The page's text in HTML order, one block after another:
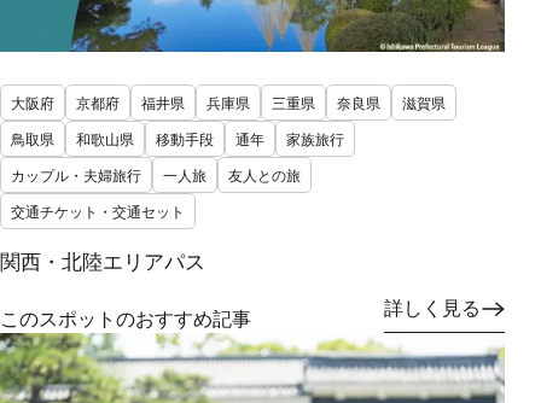
大阪府 京都府 福井県 兵庫県 三重県 奈良県
滋賀県
鳥取県
和歌山県 移動手段 通年
家族旅行
カップル・夫婦旅行
一人旅
友人との旅
交通チケット・交通セット
関西・北陸エリアパス
詳しく見る
このスポットのおすすめ記事